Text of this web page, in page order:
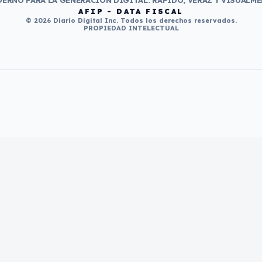
AFIP - DATA FISCAL
© 2026 Diario Digital Inc. Todos los derechos reservados.
PROPIEDAD INTELECTUAL